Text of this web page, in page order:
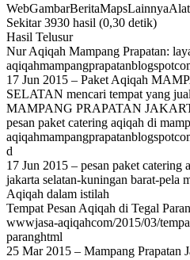
Sekitar 3930 hasil (0,30 detik)
Hasil Telusur
Nur Aqiqah Mampang Prapatan:
17 Jun 2015 – Paket Aqiqah
SELATAN mencari tempat yang
MAMPANG PRAPATAN
pesan paket catering aqiqah di
d
17 Jun 2015 – pesan paket catering
jakarta selatan-kuningan barat-pela
Aqiqah dalam istilah
Tempat Pesan Aqiqah di Tegal
wwwjasa-aqiqahcom/2015/03/
paranghtml
25 Mar 2015 – Mampang Prapatan